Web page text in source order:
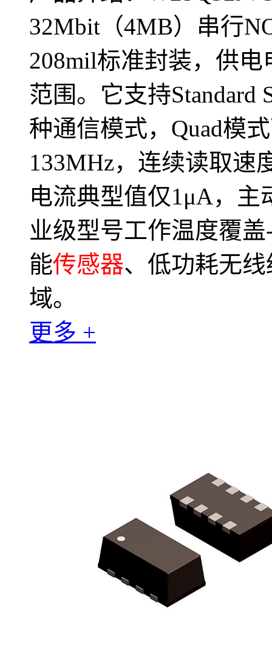
32Mbit（4MB）串行
208mil标准封装，供
范围。它支持Standard
种通信模式，Quad模
133MHz，连续读取速
电流典型值仅1μA，
业级型号工作温度覆
能传感器、低功耗无
域。
更多 +